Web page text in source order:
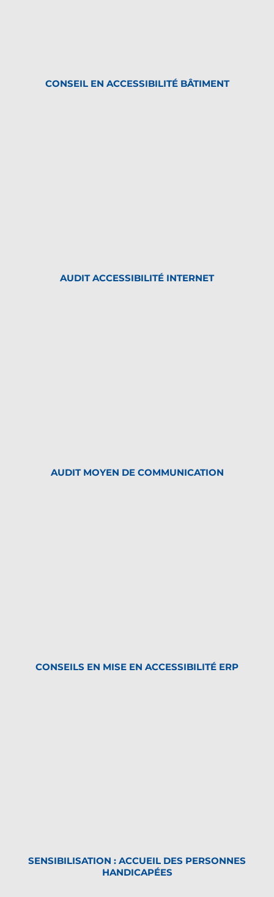
CONSEIL EN ACCESSIBILITÉ BÂTIMENT
AUDIT ACCESSIBILITÉ INTERNET
AUDIT MOYEN DE COMMUNICATION
CONSEILS EN MISE EN ACCESSIBILITÉ ERP
SENSIBILISATION : ACCUEIL DES PERSONNES
HANDICAPÉES